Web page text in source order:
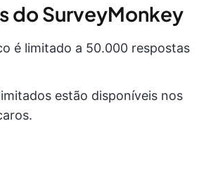
do SurveyMonkey
é limitado a 50.000 respostas
estão disponíveis nos